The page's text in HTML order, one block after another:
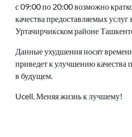
с 09:00 по 20:00 возможно
качества предоставляемых
Уртачирчикском районе
Данные ухудшения носят
приведет к улучшению качества
в будущем.
Ucell. Меняя жизнь к лучшему!